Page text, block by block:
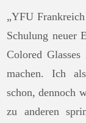
„YFU
Schulung neuer
Colored
machen. Ich
schon, dennoch
zu anderen